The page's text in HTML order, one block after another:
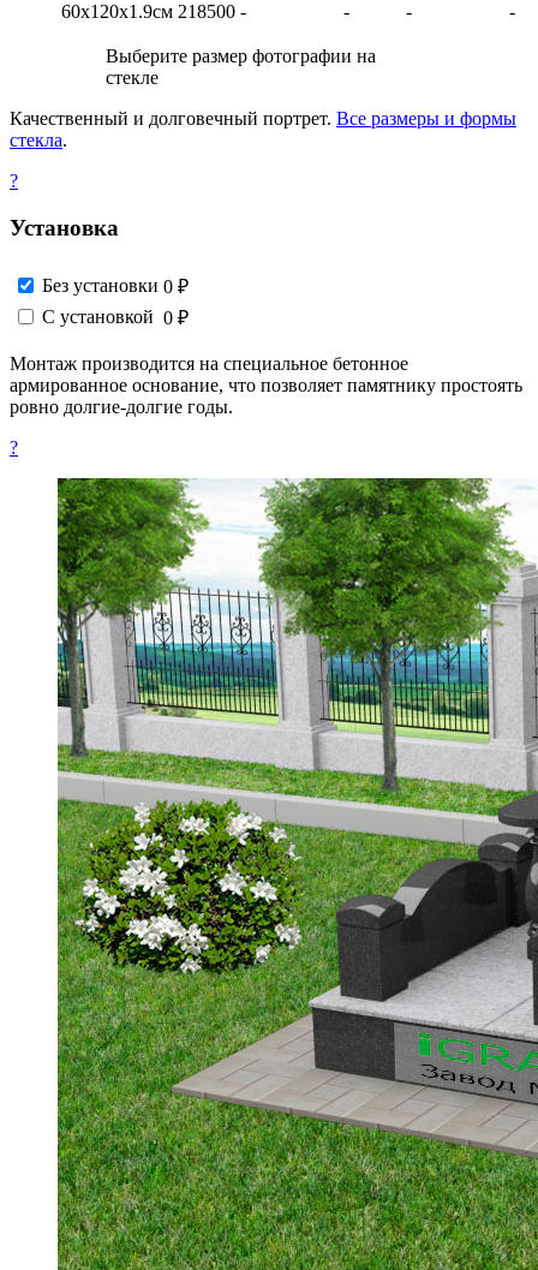
60х120х1.9см 218500 - - - -
Выберите размер фотографии на
стекле
Качественный и долговечный портрет. Все размеры и формы
стекла.
?
Установка
Без установки 0 ₽
С установкой 0 ₽
Монтаж производится на специальное бетонное
армированное основание, что позволяет памятнику простоять
ровно долгие-долгие годы.
?